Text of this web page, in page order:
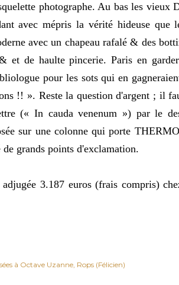
photographe. Au bas les vieux
avec mépris la vérité hideuse que
avec un chapeau rafalé & des
et de haulte pincerie. Paris en
pour les sots qui en
!! ». Reste la question d'argent ; il
(« In cauda venenum ») par le
sur une colonne qui porte
grands points d'exclamation.
3.187 euros (frais compris)
à Octave Uzanne Rops (Félicien)